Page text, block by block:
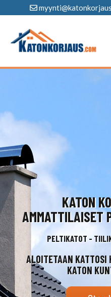
sisältöön
KATON
AMMATTILAISET
PELTIKATOT -
ALOITETAAN KATTOSI
KATON